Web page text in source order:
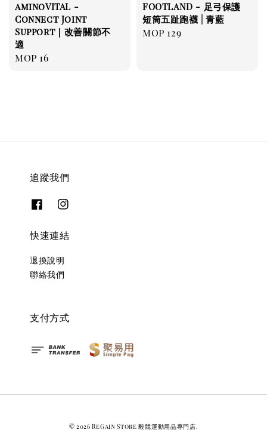
aminoVITAL -
Connect Joint
Support｜改善關節不
適
Regular
MOP 16
FOOTLAND - 足弓保護
短筒五趾跑襪 | 青藍
Regular
MOP 129
追蹤我們
快速連結
退換說明
聯絡我們
支付方式
© 2026 ReGain Store 毅競運動用品專門店.